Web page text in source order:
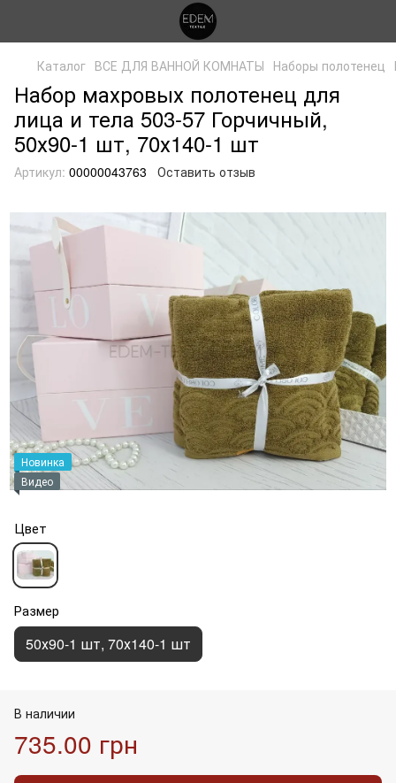
Каталог ВСЕ ДЛЯ ВАННОЙ КОМНАТЫ Наборы полотенец
Набор махровых полотенец для
лица и тела 503-57 Горчичный,
50х90-1 шт, 70х140-1 шт
Артикул: 00000043763 Оставить отзыв
Новинка
Видео
Цвет
Размер
50х90-1 шт, 70х140-1 шт
В наличии
735.00 грн